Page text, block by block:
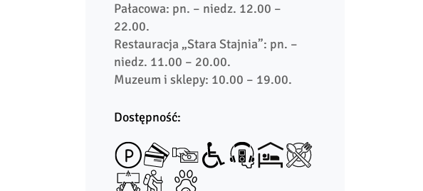
Pałacowa: pn. – niedz. 12.00 –
22.00.
Restauracja „Stara Stajnia”: pn. –
niedz. 11.00 – 20.00.
Muzeum i sklepy: 10.00 – 19.00.
Dostępność: